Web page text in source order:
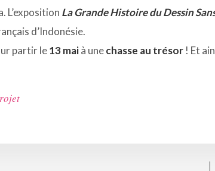
L’exposition La Grande Histoire du Dessin
d’Indonésie.
partir le13 maià unechasse au trésor! Et